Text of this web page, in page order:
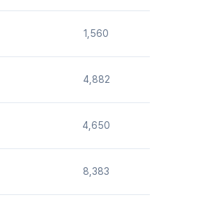
1,560
4,882
4,650
8,383